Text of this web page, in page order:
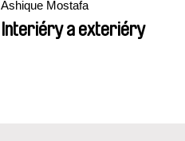
Ashique Mostafa
Interiéry a exteriéry